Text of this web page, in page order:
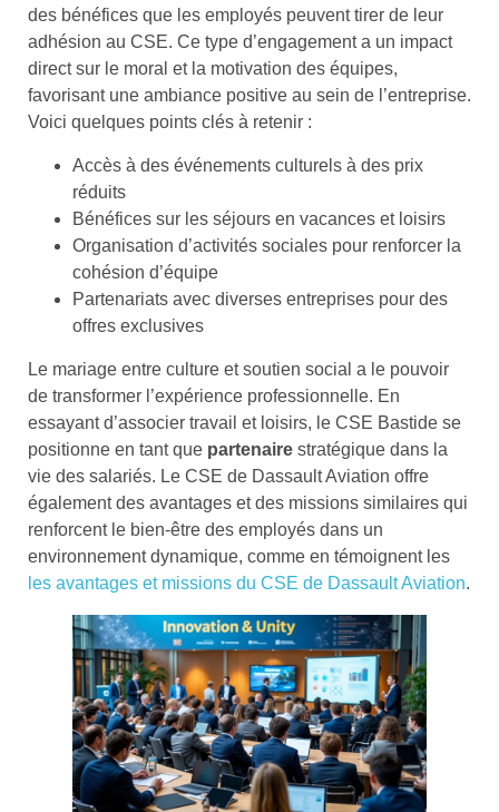
des bénéfices que les employés peuvent tirer de leur
adhésion au CSE. Ce type d’engagement a un impact
direct sur le moral et la motivation des équipes,
favorisant une ambiance positive au sein de l’entreprise.
Voici quelques points clés à retenir :
Accès à des événements culturels à des prix
réduits
Bénéfices sur les séjours en vacances et loisirs
Organisation d’activités sociales pour renforcer la
cohésion d’équipe
Partenariats avec diverses entreprises pour des
offres exclusives
Le mariage entre culture et soutien social a le pouvoir
de transformer l’expérience professionnelle. En
essayant d’associer travail et loisirs, le CSE Bastide se
positionne en tant que partenaire stratégique dans la
vie des salariés. Le CSE de Dassault Aviation offre
également des avantages et des missions similaires qui
renforcent le bien-être des employés dans un
environnement dynamique, comme en témoignent les
les avantages et missions du CSE de Dassault Aviation.